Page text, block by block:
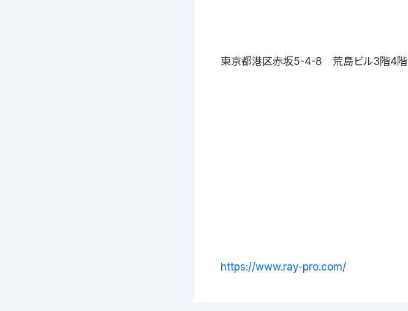
東京都港区赤坂5-4-8 荒島ビル3階4階
https://www.ray-pro.com/